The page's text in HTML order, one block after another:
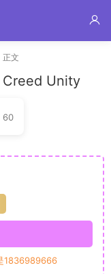
正文
Creed Unity
60
1836989666